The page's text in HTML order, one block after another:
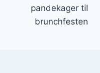
pandekager til
brunchfesten